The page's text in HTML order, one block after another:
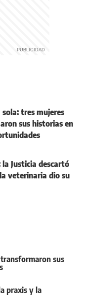
tres mujeres
sus historias en
Justicia descartó
veterinaria dio su
sus
praxis y la